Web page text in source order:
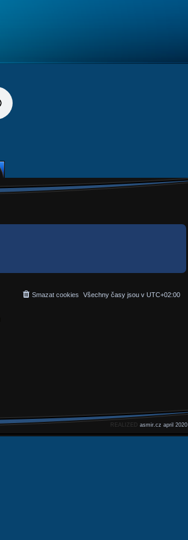
Všechny časy jsou v UTC+02:00
Smazat cookies
REALIZED asmir.cz april 2020